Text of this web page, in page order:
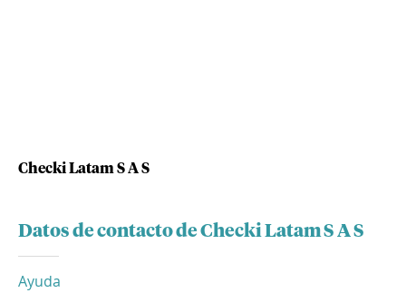
Checki Latam S A S
Datos de contacto de Checki Latam S A S
Ayuda